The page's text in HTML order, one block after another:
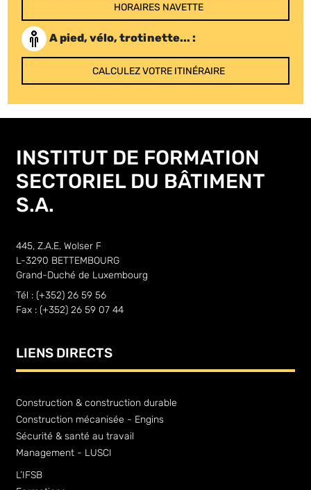
HORAIRES NAVETTE
A pied, vélo, trotinette... :
CALCULEZ VOTRE ITINÉRAIRE
INSTITUT DE FORMATION
SECTORIEL DU BÂTIMENT
S.A.
445, Z.A.E. Wolser F
L-3290 BETTEMBOURG
Grand-Duché de Luxembourg
Tél : (+352) 26 59 56
Fax : (+352) 26 59 07 44
LIENS DIRECTS
Construction & construction durable
Construction mécanisée - Engins
Sécurité & santé au travail
Management - LUSCI
L’IFSB